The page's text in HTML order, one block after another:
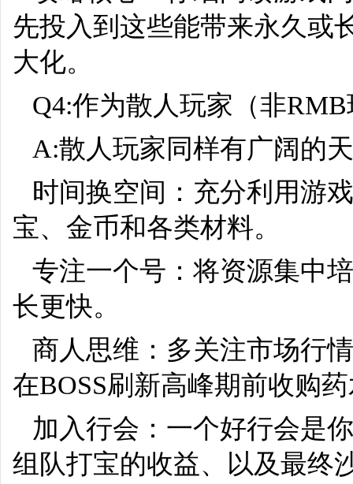
先投入到这些能带来永久或
大化。
Q4:作为散人玩家（非
A:散人玩家同样有广阔的
时间换空间：充分利用游
宝、金币和各类材料。
专注一个号：将资源集中
长更快。
商人思维：多关注市场行
在BOSS刷新高峰期前收购
加入行会：一个好行会是
组队打宝的收益、以及最终